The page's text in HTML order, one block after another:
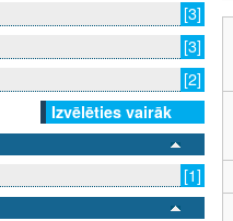
[3]
[3]
[2]
Izvēlēties vairāk
[1]